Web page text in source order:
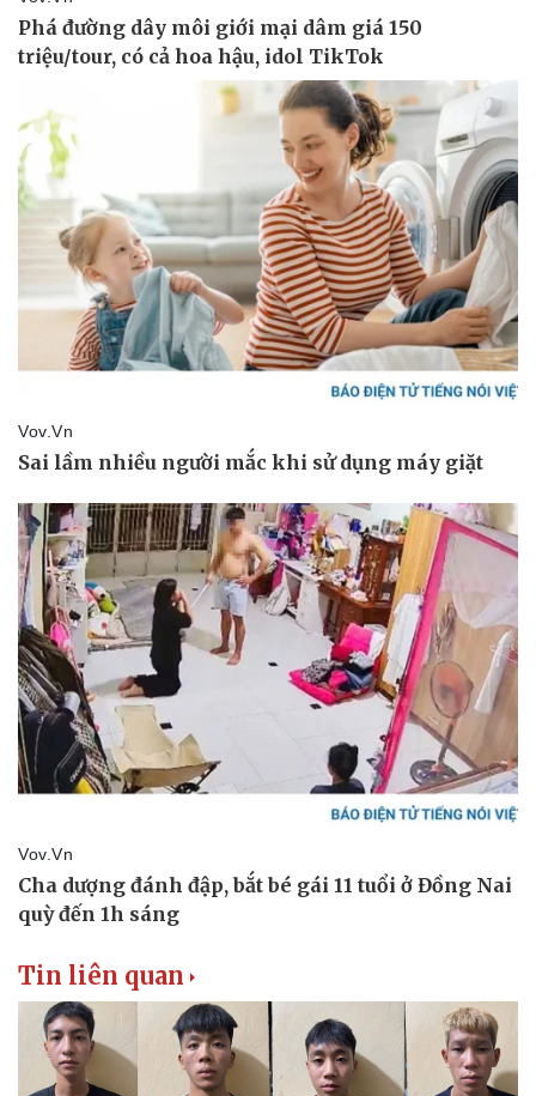
Tin liên quan